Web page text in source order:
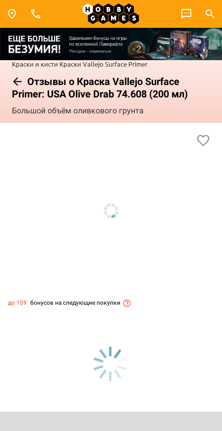
Краски и кисти Краски Vallejo Surface Primer
Отзывы о Краска Vallejo Surface
Primer: USA Olive Drab 74.608 (200 мл)
Большой объём оливкового грунта
до 159 бонусов на следующие покупки